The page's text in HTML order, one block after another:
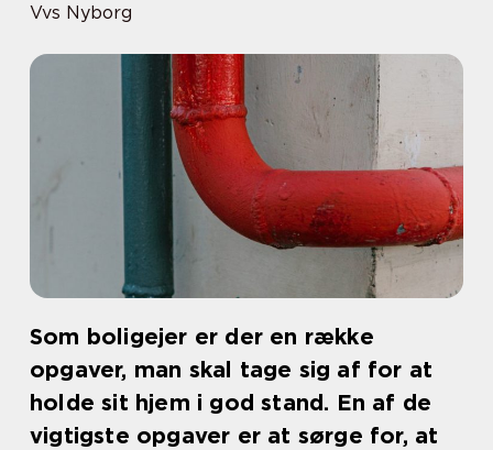
Vvs Nyborg
Som boligejer er der en række
opgaver, man skal tage sig af for at
holde sit hjem i god stand. En af de
vigtigste opgaver er at sørge for, at